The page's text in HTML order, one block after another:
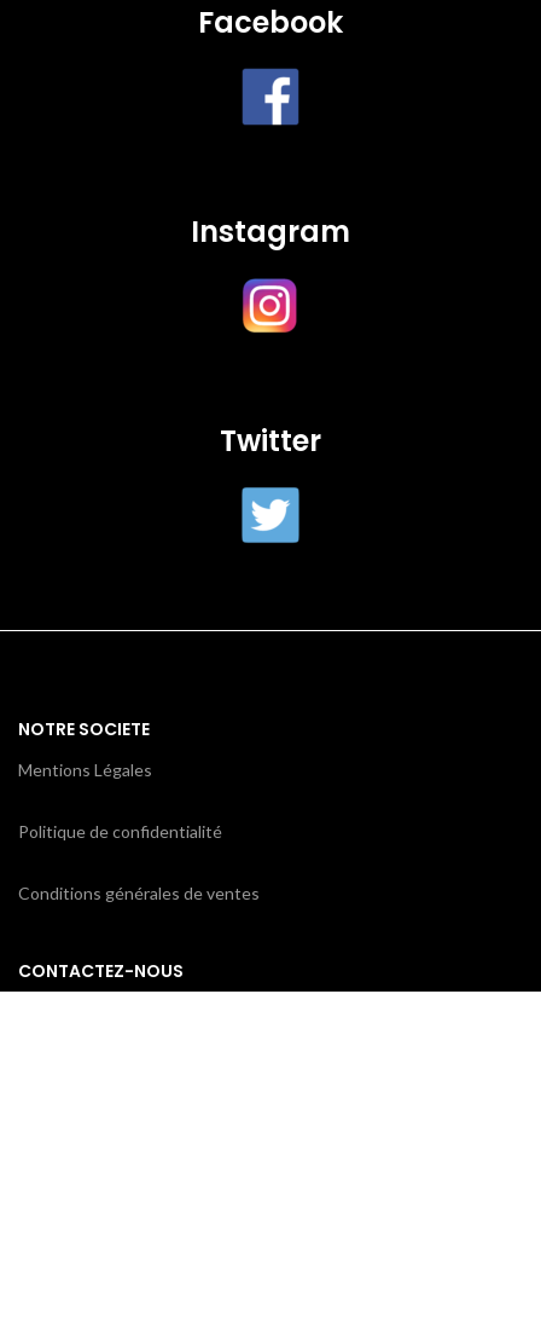
Facebook
Instagram
Twitter
NOTRE SOCIETE
Mentions Légales
Politique de confidentialité
Conditions générales de ventes
CONTACTEZ-NOUS